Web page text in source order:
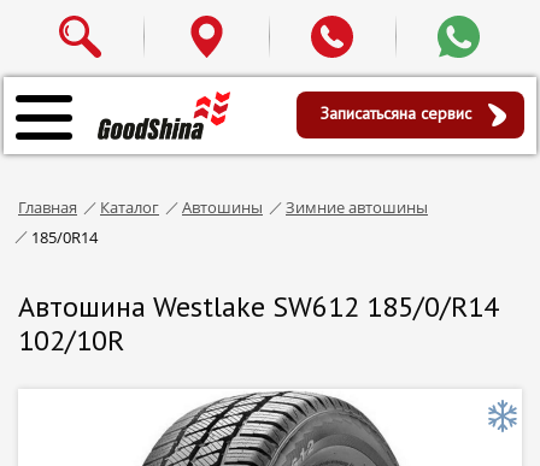
Записатьсяна сервис
Главная Каталог Автошины
Зимние автошины
185/0R14
Автошина Westlake SW612 185/0/R14
102/10R